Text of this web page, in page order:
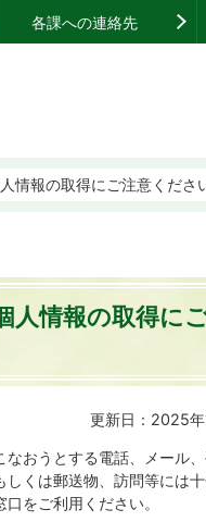
各課への連絡先
情報の取得にご注意くださ
人情報の取得に
更新日：2025
おうとする電話、メール、
くは郵送物、訪問等には
をご利用ください。